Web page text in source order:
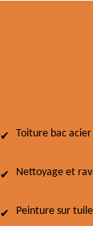
Toiture bac acier
Nettoyage et
Peinture sur